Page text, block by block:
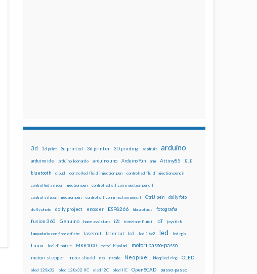
3d 3d print 3d printed 3d printer 3D printing adafruit arduino
arduino ide arduino leonardo arduino uno Arduino Yún arm Attiny85 BLE
bluetooth cloud controlled fluid injection pen controlled fluid injection pencil
controlled silicon injection pen controlled silicon injection pencil
control silicon injection pen control silicon injection pencil CtrlJ pen dolly foto
dolly photo dolly project encoder ESP8266 fibra ottica fotografia
fusion 360 Genuino home assistant i2c iniezione fluidi IoT joystick
lampadario con fibre ottiche lasercut laser cut lcd lcd 16x2 led led rgb
Linux luci di natale MKR1000 motori bipolari motori passo-passo
motori stepper motor shield nas natale Neopixel Neopixel ring OLED
oled 128x32 oled 128x32 IIC oled i2C oled IIC OpenSCAD passo-passo